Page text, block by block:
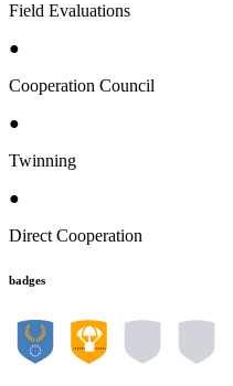
Field Evaluations
●
Cooperation Council
●
Twinning
●
Direct Cooperation
badges